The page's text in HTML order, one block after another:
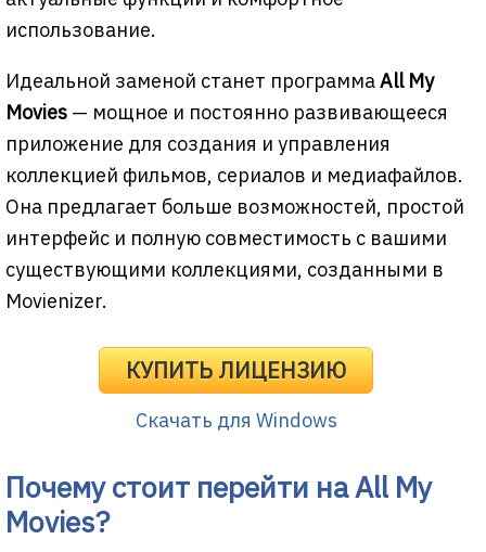
использование.
Идеальной заменой станет программаAll My
Movies — мощное и постоянно развивающееся
приложение для создания и управления
коллекцией фильмов, сериалов и медиафайлов.
Она предлагает больше возможностей, простой
интерфейс и полную совместимость с вашими
существующими коллекциями, созданными в
Movienizer.
КУПИТЬ ЛИЦЕНЗИЮ
Скачать для Windows
Почему стоит перейти на All My
Movies?